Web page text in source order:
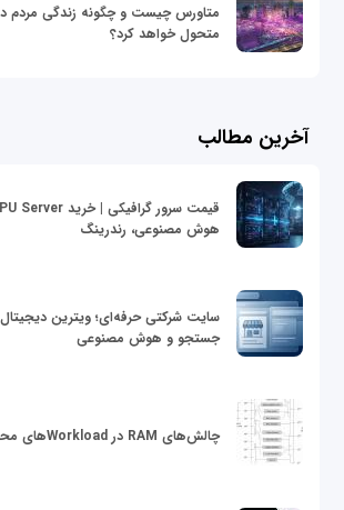
متاورس چیست و چگونه زندگی مردم
متحول خواهد کرد؟
آخرین مطالب
هوش مصنوعی، رندرینگ
سایت شرکتی حرفه‌ای؛ ویترین
جستجو و هوش مصنوعی
چالش‌های RAM در Workloadهای محاسباتی HPC